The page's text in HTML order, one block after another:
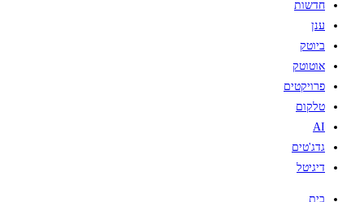
חדשות
ענן
ביוטק
אוטוטק
פרויקטים
טלקום
AI
גדג'טים
דיגיטל
בית